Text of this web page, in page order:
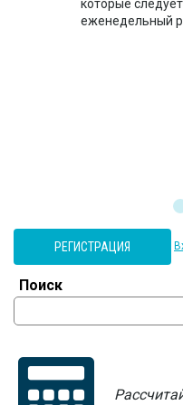
которые
еженедельный
РЕГИСТРАЦИЯ
Поиск